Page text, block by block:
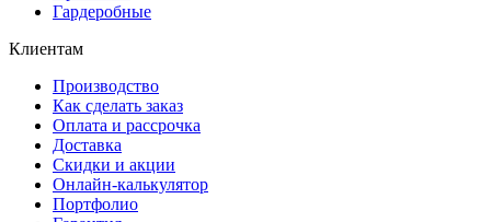
Гардеробные
Клиентам
Производство
Как сделать заказ
Оплата и рассрочка
Доставка
Скидки и акции
Онлайн-калькулятор
Портфолио